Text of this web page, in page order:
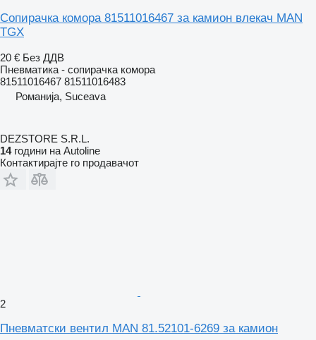
Сопирачка комора 81511016467 за камион влекач MAN
TGX
20 € Без ДДВ
Пневматика - сопирачка комора
81511016467 81511016483
Романија, Suceava
DEZSTORE S.R.L.
14години на Autoline
Контактирајте го продавачот
2
Пневматски вентил MAN 81.52101-6269 за камион